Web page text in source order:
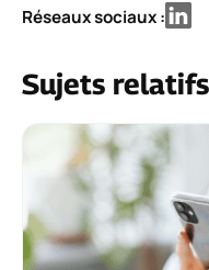
Réseaux sociaux :
Sujets